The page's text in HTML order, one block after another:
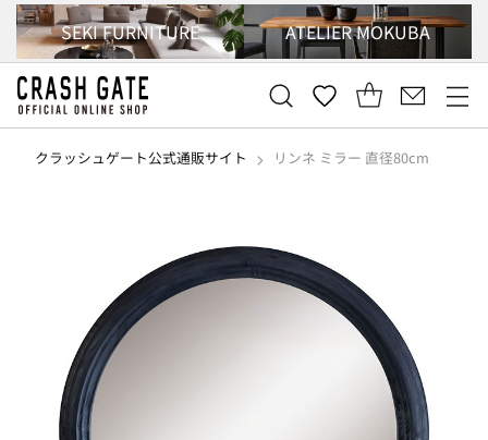
SEKI FURNITURE ATELIER MOKUBA
クラッシュゲート公式通販サイト リンネ ミラー 直径80cm